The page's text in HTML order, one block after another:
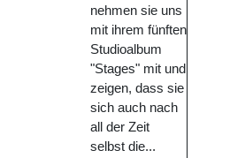
nehmen sie uns
mit ihrem fünften
Studioalbum
"Stages" mit und
zeigen, dass sie
sich auch nach
all der Zeit
selbst die...